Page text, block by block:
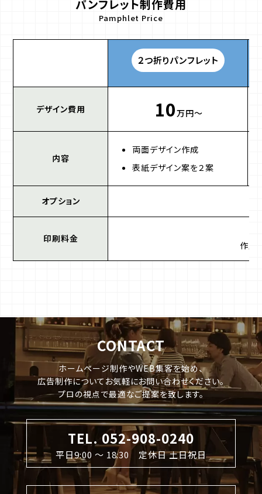
パンフレット制作費用
Pamphlet Price
２つ折りパンフレット
デザイン費用 10万円〜
内容
両面デザイン作成
表紙デザイン案を２案
オプション
印刷料金
作成
CONTACT
ホームページ制作やWEB集客を始め、
広告制作についてお気軽にお問い合わせください。
プロの視点で最適なご提案を致します。
TEL. 052-908-0240
平日9:00 〜 18:30 定休日 土日祝日